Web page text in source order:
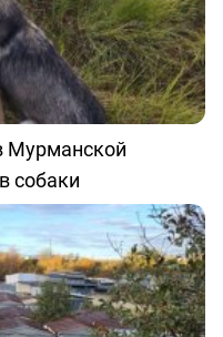
Мурманской
собаки